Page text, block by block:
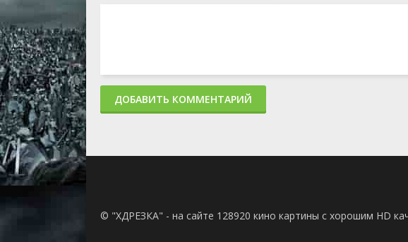
ДОБАВИТЬ КОММЕНТАРИЙ
© "ХДРЕЗКА" - на сайте 128920 кино картины с хорошим HD